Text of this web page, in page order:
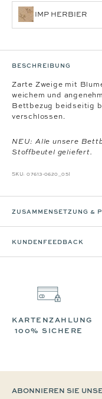
IMP HERBIER
BESCHREIBUNG
Zarte Zweige mit
weichem und
Bettbezug beidseitig
verschlossen.
NEU: Alle unsere
Stoffbeutel geliefert.
SKU:07613-0620_05I
ZUSAMMENSETZUNG &
KUNDENFEEDBACK
KARTENZAHLUNG
100% SICHERE
ABONNIEREN SIE